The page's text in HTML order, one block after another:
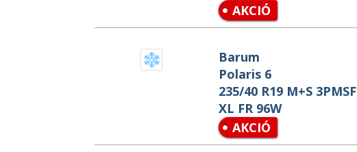
AKCIÓ
Barum
Polaris 6
235/40 R19 M+S 3PMSF
XL FR 96W
AKCIÓ